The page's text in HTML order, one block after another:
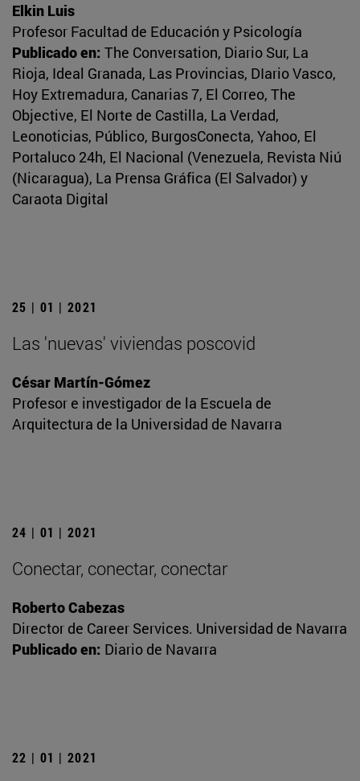
Elkin Luis
Profesor Facultad de Educación y Psicología
Publicado en: The Conversation, Diario Sur, La
Rioja, Ideal Granada, Las Provincias, DIario Vasco,
Hoy Extremadura, Canarias 7, El Correo, The
Objective, El Norte de Castilla, La Verdad,
Leonoticias, Público, BurgosConecta, Yahoo, El
Portaluco 24h, El Nacional (Venezuela, Revista Niú
(Nicaragua), La Prensa Gráfica (El Salvador) y
Caraota Digital
25 | 01 | 2021
Las 'nuevas' viviendas poscovid
César Martín-Gómez
Profesor e investigador de la Escuela de
Arquitectura de la Universidad de Navarra
24 | 01 | 2021
Conectar, conectar, conectar
Roberto Cabezas
Director de Career Services. Universidad de Navarra
Publicado en: Diario de Navarra
22 | 01 | 2021